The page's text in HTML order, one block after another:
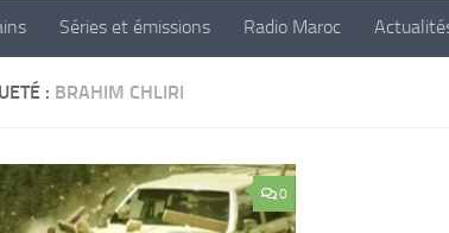
Séries et émissions Radio Maroc
: BRAHIM CHLIRI
0